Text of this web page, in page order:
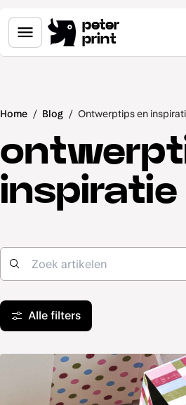
peter
print
Home / Blog / Ontwerptips en
inspiratie
Alle filters